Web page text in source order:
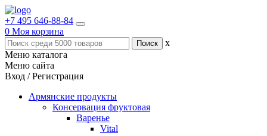
+7 495 646-88-84
0 Моя корзина
x
Меню каталога
Меню сайта
Вход / Регистрация
Армянские продукты
Консервация фруктовая
Варенье
Vital